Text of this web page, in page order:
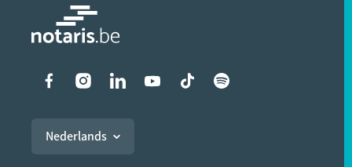
Liens vers les réseaux
Nederlands